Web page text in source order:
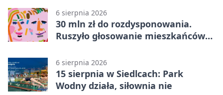
6 sierpnia 2026
30 mln zł do rozdysponowania.
Ruszyło głosowanie mieszkańców
6 sierpnia 2026
15 sierpnia w Siedlcach: Park
Wodny działa, siłownia nie